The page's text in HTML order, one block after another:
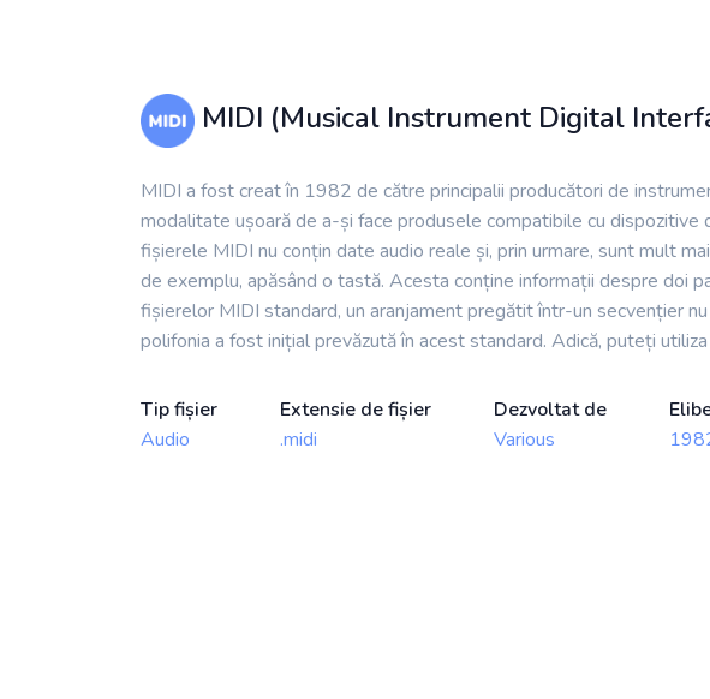
MIDI (Musical Instrument Digital
MIDI a fost creat în 1982 de către principalii producători de
modalitate ușoară de a-și face produsele compatibile cu
fișierele MIDI nu conțin date audio reale și, prin urmare, sunt mult
de exemplu, apăsând o tastă. Acesta conține informații despre doi
fișierelor MIDI standard, un aranjament pregătit într-un secvențier
polifonia a fost inițial prevăzută în acest standard. Adică, puteți
Tip fișier
Audio
Extensie de fișier
.midi
Dezvoltat de
Various